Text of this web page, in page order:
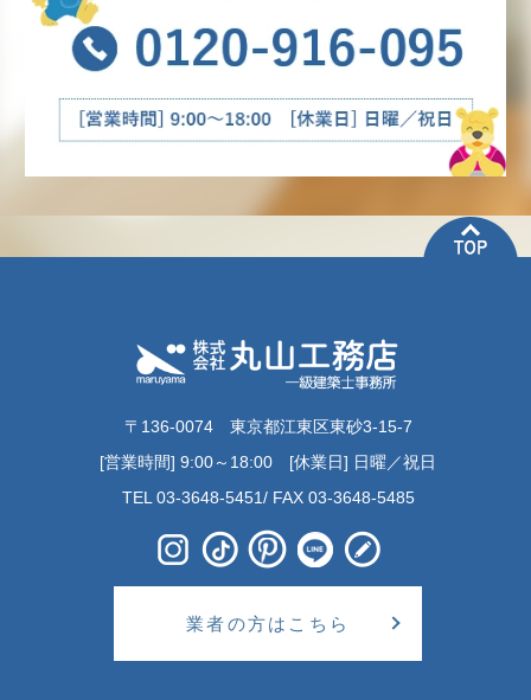
〒136-0074 東京都江東区東砂3-15-7
[営業時間] 9:00～18:00 [休業日] 日曜／祝日
TEL 03-3648-5451/ FAX 03-3648-5485
業者の方はこちら